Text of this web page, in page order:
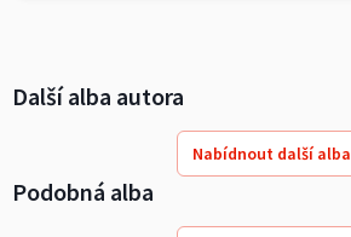
Další alba autora
Nabídnout další alba
Podobná alba